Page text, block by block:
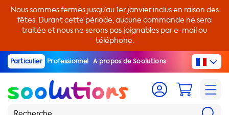
Nous sommes fermés jusqu’au 1er janvier inclus en raison des
fêtes. Durant cette période, aucune commande ne sera
traitée et nous ne serons pas joignables par e-mail ou
téléphone.
Particulier Professionnel A propos de Soolutions